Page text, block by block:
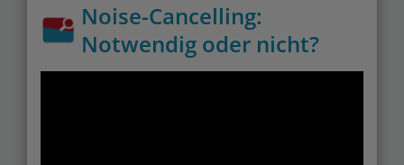
Noise-Cancelling:
Notwendig oder nicht?